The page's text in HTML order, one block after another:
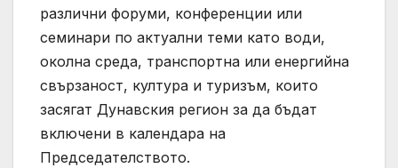
различни форуми, конференции или
семинари по актуални теми като води,
околна среда, транспортна или енергийна
свързаност, култура и туризъм, които
засягат Дунавския регион за да бъдат
включени в календара на
Председателството.